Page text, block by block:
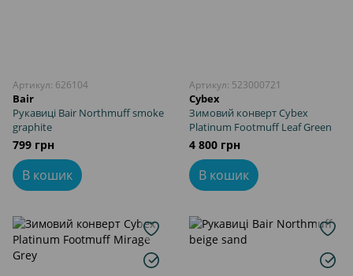
Артикул: 626104
Bair
Рукавиці Bair Northmuff smoke
graphite
799 грн
В кошик
Артикул: 523000721
Cybex
Зимовий конверт Cybex
Platinum Footmuff Leaf Green
4 800 грн
В кошик